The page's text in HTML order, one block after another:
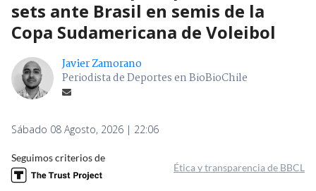
sets ante Brasil en semis de la
Copa Sudamericana de Voleibol
Javier Zamorano
Periodista de Deportes en BioBioChile
Sábado 08 Agosto, 2026 | 22:06
Seguimos criterios de
Ética y transparencia de BBCL